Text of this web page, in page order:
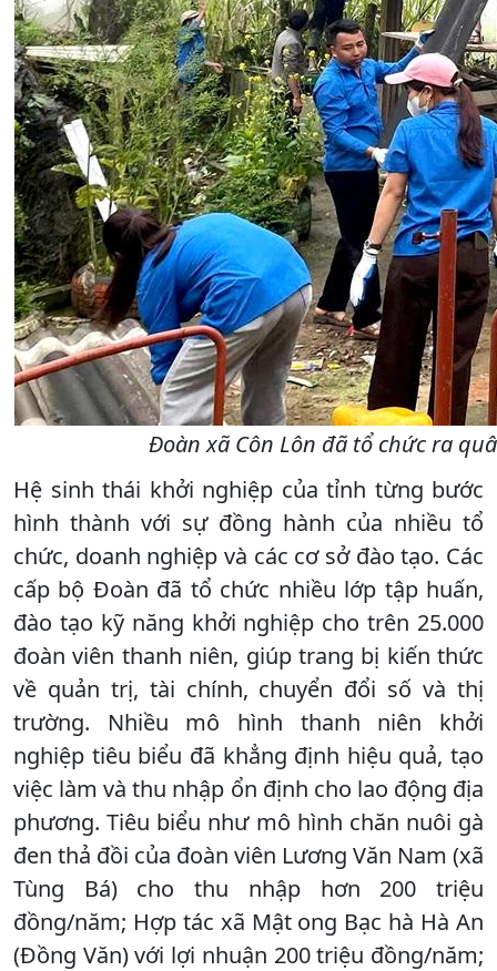
Đoàn xã Côn Lôn đã tổ chức ra
Hệ sinh thái khởi nghiệp của tỉnh từng bước
hình thành với sự đồng hành của nhiều tổ
chức, doanh nghiệp và các cơ sở đào tạo. Các
cấp bộ Đoàn đã tổ chức nhiều lớp tập huấn,
đào tạo kỹ năng khởi nghiệp cho trên 25.000
đoàn viên thanh niên, giúp trang bị kiến thức
về quản trị, tài chính, chuyển đổi số và thị
trường. Nhiều mô hình thanh niên khởi
nghiệp tiêu biểu đã khẳng định hiệu quả, tạo
việc làm và thu nhập ổn định cho lao động địa
phương. Tiêu biểu như mô hình chăn nuôi gà
đen thả đồi của đoàn viên Lương Văn Nam (xã
Tùng Bá) cho thu nhập hơn 200 triệu
đồng/năm; Hợp tác xã Mật ong Bạc hà Hà An
(Đồng Văn) với lợi nhuận 200 triệu đồng/năm;